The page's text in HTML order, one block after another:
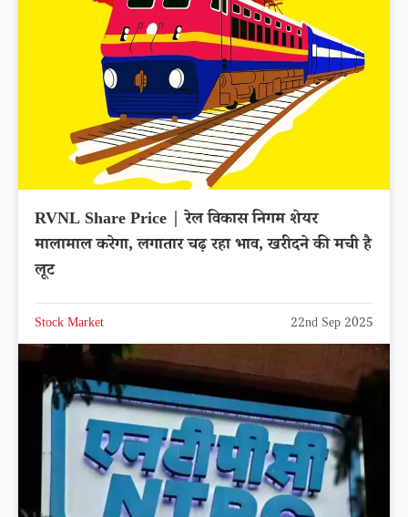
RVNL Share Price | रेल विकास निगम शेयर
मालामाल करेगा, लगातार चढ़ रहा भाव, खरीदने की मची है
लूट
Stock Market 22nd Sep 2025